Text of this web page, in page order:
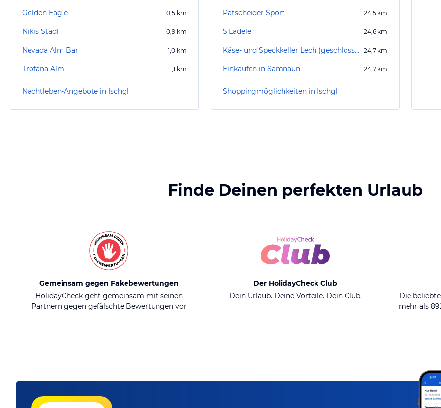
Golden Eagle 0,5 km
Nikis Stadl 0,9 km
Nevada Alm Bar 1,0 km
Trofana Alm 1,1 km
Nachtleben-Angebote in Ischgl
Patscheider Sport 24,5 km
S'Ladele 24,6 km
Käse- und Speckkeller Lech (geschlossen) 24,7 km
Einkaufen in Samnaun 24,7 km
Shoppingmöglichkeiten in Ischgl
Finde Deinen perfekten Urlaub
Gemeinsam gegen Fakebewertungen
HolidayCheck geht gemeinsam mit seinen
Partnern gegen gefälschte Bewertungen vor
Der HolidayCheck Club
Dein Urlaub. Deine Vorteile. Dein Club.
Die
mehr als